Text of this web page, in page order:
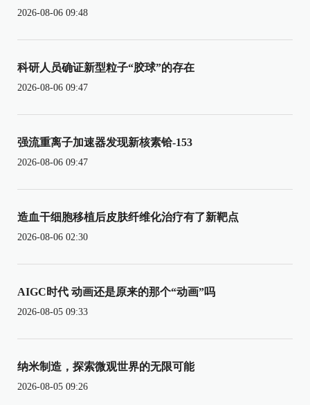
2026-08-06 09:48
科研人员确证新型粒子“胶球”的存在
2026-08-06 09:47
强流重离子加速器发现新核素铪-153
2026-08-06 09:47
造血干细胞移植后皮肤纤维化治疗有了新靶点
2026-08-06 02:30
AIGC时代 动画还是原来的那个“动画”吗
2026-08-05 09:33
纳米制造，探索微观世界的无限可能
2026-08-05 09:26